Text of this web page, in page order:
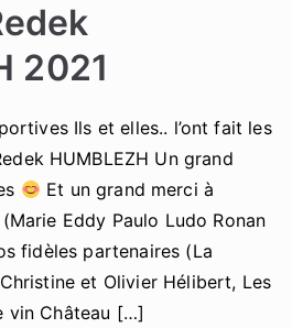
2021
Ils et elles.. l’ont fait les
HUMBLEZH Un grand
Et un grand merci à
Eddy Paulo Ludo Ronan
fidèles partenaires (La
et Olivier Hélibert, Les
vin Château […]